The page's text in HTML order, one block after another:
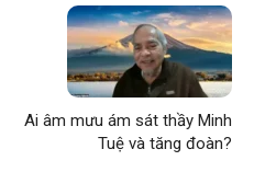
Ai âm mưu ám sát thầy Minh
Tuệ và tăng đoàn?